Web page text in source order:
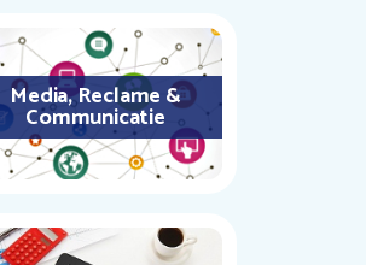
Media, Reclame &
Communicatie